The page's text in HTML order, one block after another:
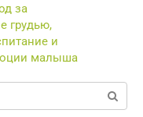
за
грудью,
и
малыша